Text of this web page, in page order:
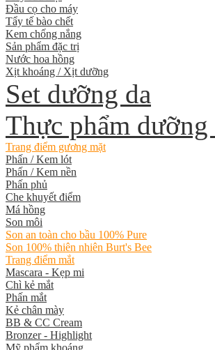
Đầu cọ cho máy
Tẩy tế bào chết
Kem chống nắng
Sản phẩm đặc trị
Nước hoa hồng
Xịt khoáng / Xịt dưỡng
Set dưỡng da
Thực phẩm dưỡng
Trang điểm gương mặt
Phấn / Kem lót
Phấn / Kem nền
Phấn phủ
Che khuyết điểm
Má hồng
Son môi
Son an toàn cho bầu 100% Pure
Son 100% thiên nhiên Burt's Bee
Trang điểm mắt
Mascara - Kẹp mi
Chì kẻ mắt
Phấn mắt
Kẻ chân mày
BB & CC Cream
Bronzer - Highlight
Mỹ phẩm khoáng